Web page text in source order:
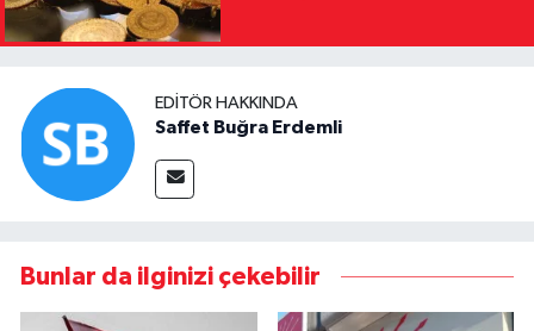
EDITÖR HAKKINDA
Saffet Buğra Erdemli
Bunlar da ilginizi çekebilir